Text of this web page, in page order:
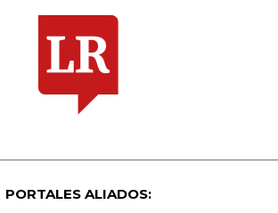
PORTALES ALIADOS: